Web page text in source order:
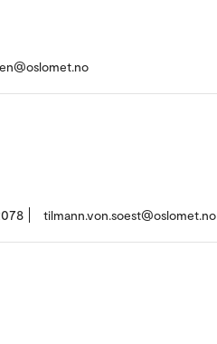
tilmann.von.soest@oslomet.no